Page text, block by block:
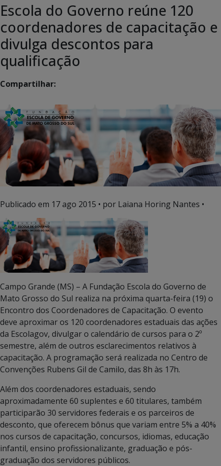
Escola do Governo reúne 120
coordenadores de capacitação e
divulga descontos para
qualificação
Compartilhar:
Publicado em 17 ago 2015 • por Laiana Horing Nantes •
Campo Grande (MS) – A Fundação Escola do Governo de
Mato Grosso do Sul realiza na próxima quarta-feira (19) o
Encontro dos Coordenadores de Capacitação. O evento
deve aproximar os 120 coordenadores estaduais das ações
da Escolagov, divulgar o calendário de cursos para o 2º
semestre, além de outros esclarecimentos relativos à
capacitação. A programação será realizada no Centro de
Convenções Rubens Gil de Camilo, das 8h às 17h.
Além dos coordenadores estaduais, sendo
aproximadamente 60 suplentes e 60 titulares, também
participarão 30 servidores federais e os parceiros de
desconto, que oferecem bônus que variam entre 5% a 40%
nos cursos de capacitação, concursos, idiomas, educação
infantil, ensino profissionalizante, graduação e pós-
graduação dos servidores públicos.